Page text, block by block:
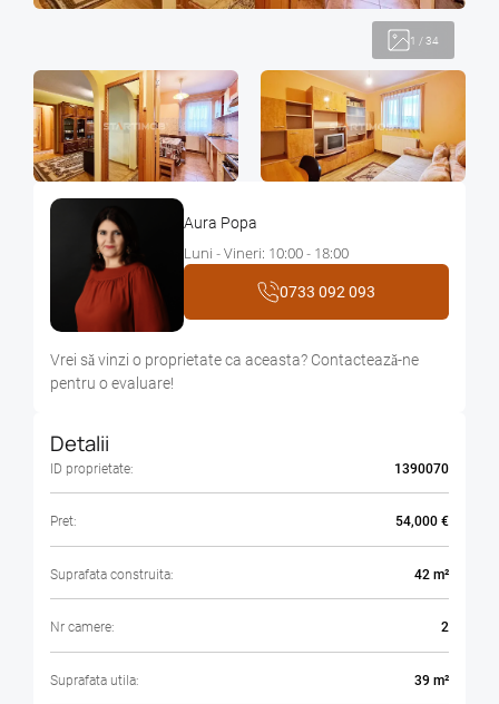
1 /34
Aura Popa
Luni - Vineri: 10:00 - 18:00
0733 092 093
Vrei sǎ vinzi o proprietate ca aceasta? Contacteazǎ-ne
pentru o evaluare!
Detalii
ID proprietate: 1390070
Pret: 54,000 €
Suprafata construita: 42 m²
Nr camere: 2
Suprafata utila: 39 m²